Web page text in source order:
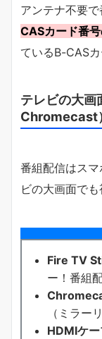
アンテナ不要で
CASカード番
ているB-CAS
テレビの大
Chromecast）
番組配信はス
ビの大画面でも
Fire TV
ー！番組
（ミラー
HDMIケ